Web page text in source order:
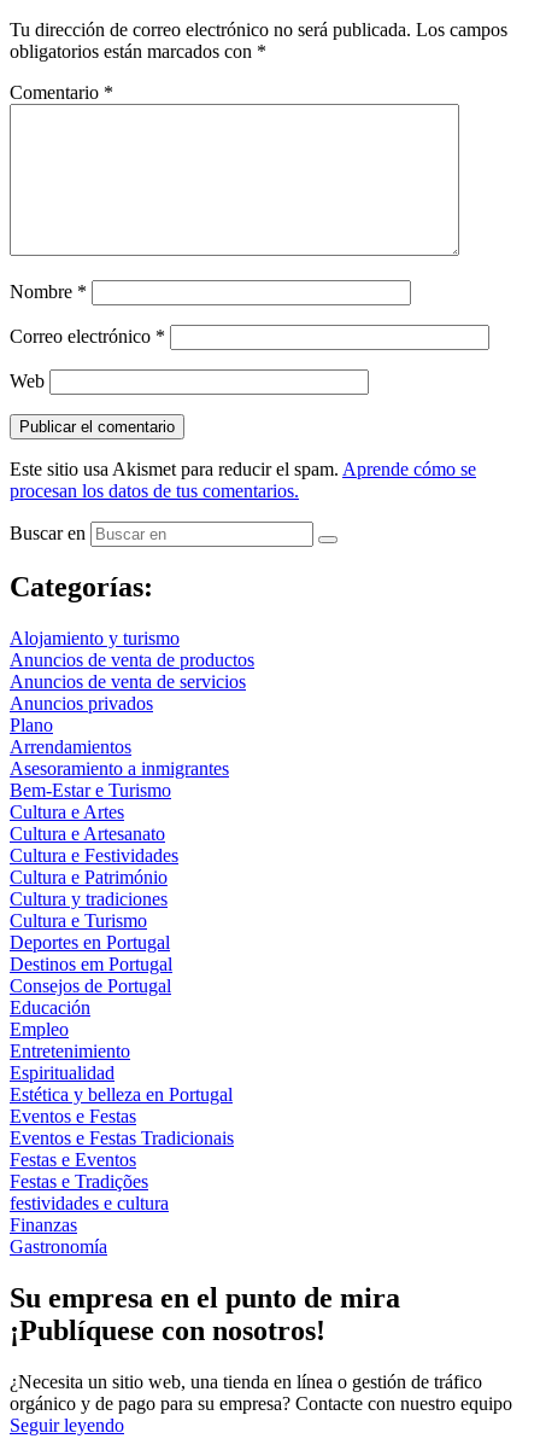
Tu dirección de correo electrónico no será publicada. Los campos
obligatorios están marcados con *
Comentario *
Nombre *
Correo electrónico *
Web
Este sitio usa Akismet para reducir el spam. Aprende cómo se
procesan los datos de tus comentarios.
Buscar en
Categorías:
Alojamiento y turismo
Anuncios de venta de productos
Anuncios de venta de servicios
Anuncios privados
Plano
Arrendamientos
Asesoramiento a inmigrantes
Bem-Estar e Turismo
Cultura e Artes
Cultura e Artesanato
Cultura e Festividades
Cultura e Património
Cultura y tradiciones
Cultura e Turismo
Deportes en Portugal
Destinos em Portugal
Consejos de Portugal
Educación
Empleo
Entretenimiento
Espiritualidad
Estética y belleza en Portugal
Eventos e Festas
Eventos e Festas Tradicionais
Festas e Eventos
Festas e Tradições
festividades e cultura
Finanzas
Gastronomía
Su empresa en el punto de mira
¡Publíquese con nosotros!
¿Necesita un sitio web, una tienda en línea o gestión de tráfico
orgánico y de pago para su empresa? Contacte con nuestro equipo
Seguir leyendo